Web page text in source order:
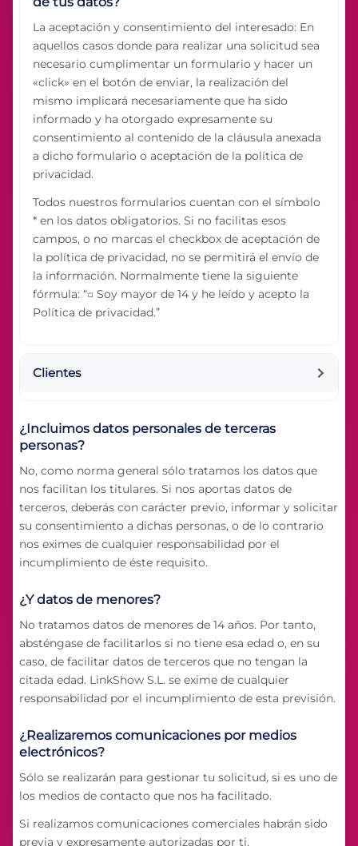
La aceptación y consentimiento del interesado: En
aquellos casos donde para realizar una solicitud sea
necesario cumplimentar un formulario y hacer un
«click» en el botón de enviar, la realización del
mismo implicará necesariamente que ha sido
informado y ha otorgado expresamente su
consentimiento al contenido de la cláusula anexada
a dicho formulario o aceptación de la política de
privacidad.
Todos nuestros formularios cuentan con el símbolo
* en los datos obligatorios. Si no facilitas esos
campos, o no marcas el checkbox de aceptación de
la política de privacidad, no se permitirá el envío de
la información. Normalmente tiene la siguiente
fórmula: “□ Soy mayor de 14 y he leído y acepto la
Política de privacidad.”
Clientes
¿Incluimos datos personales de terceras
personas?
No, como norma general sólo tratamos los datos que
nos facilitan los titulares. Si nos aportas datos de
terceros, deberás con carácter previo, informar y solicitar
su consentimiento a dichas personas, o de lo contrario
nos eximes de cualquier responsabilidad por el
incumplimiento de éste requisito.
¿Y datos de menores?
No tratamos datos de menores de 14 años. Por tanto,
absténgase de facilitarlos si no tiene esa edad o, en su
caso, de facilitar datos de terceros que no tengan la
citada edad. LinkShow S.L. se exime de cualquier
responsabilidad por el incumplimiento de esta previsión.
¿Realizaremos comunicaciones por medios
electrónicos?
Sólo se realizarán para gestionar tu solicitud, si es uno de
los medios de contacto que nos ha facilitado.
Si realizamos comunicaciones comerciales habrán sido
previa y expresamente autorizadas por ti.